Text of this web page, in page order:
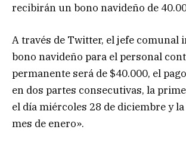
recibirán un bono navideño de
A través de Twitter, el jefe comunal
bono navideño para el personal
permanente será de $40.000, el
en dos partes consecutivas, la
el día miércoles 28 de diciembre y
mes de enero».